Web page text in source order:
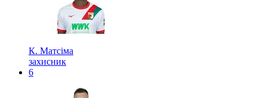
К. Матсіма
захисник
6